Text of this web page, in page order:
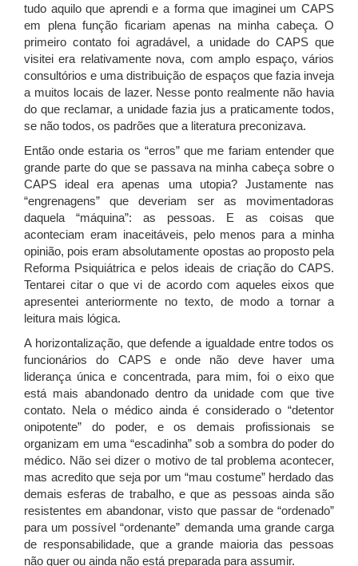
tudo aquilo que aprendi e a forma que imaginei um CAPS
em plena função ficariam apenas na minha cabeça. O
primeiro contato foi agradável, a unidade do CAPS que
visitei era relativamente nova, com amplo espaço, vários
consultórios e uma distribuição de espaços que fazia inveja
a muitos locais de lazer. Nesse ponto realmente não havia
do que reclamar, a unidade fazia jus a praticamente todos,
se não todos, os padrões que a literatura preconizava.
Então onde estaria os “erros” que me fariam entender que
grande parte do que se passava na minha cabeça sobre o
CAPS ideal era apenas uma utopia? Justamente nas
“engrenagens” que deveriam ser as movimentadoras
daquela “máquina”: as pessoas. E as coisas que
aconteciam eram inaceitáveis, pelo menos para a minha
opinião, pois eram absolutamente opostas ao proposto pela
Reforma Psiquiátrica e pelos ideais de criação do CAPS.
Tentarei citar o que vi de acordo com aqueles eixos que
apresentei anteriormente no texto, de modo a tornar a
leitura mais lógica.
A horizontalização, que defende a igualdade entre todos os
funcionários do CAPS e onde não deve haver uma
liderança única e concentrada, para mim, foi o eixo que
está mais abandonado dentro da unidade com que tive
contato. Nela o médico ainda é considerado o “detentor
onipotente” do poder, e os demais profissionais se
organizam em uma “escadinha” sob a sombra do poder do
médico. Não sei dizer o motivo de tal problema acontecer,
mas acredito que seja por um “mau costume” herdado das
demais esferas de trabalho, e que as pessoas ainda são
resistentes em abandonar, visto que passar de “ordenado”
para um possível “ordenante” demanda uma grande carga
de responsabilidade, que a grande maioria das pessoas
não quer ou ainda não está preparada para assumir.